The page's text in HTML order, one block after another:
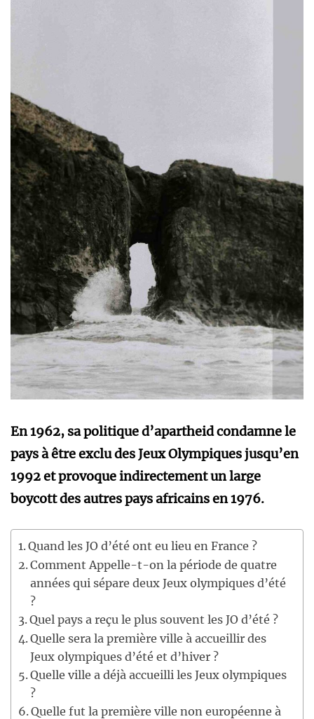
En 1962, sa politique d’apartheid condamne le
pays à être exclu des Jeux Olympiques jusqu’en
1992 et provoque indirectement un large
boycott des autres pays africains en 1976.
Quand les JO d’été ont eu lieu en France ?
Comment Appelle-t-on la période de quatre
années qui sépare deux Jeux olympiques d’été
?
Quel pays a reçu le plus souvent les JO d’été ?
Quelle sera la première ville à accueillir des
Jeux olympiques d’été et d’hiver ?
Quelle ville a déjà accueilli les Jeux olympiques
?
Quelle fut la première ville non européenne à